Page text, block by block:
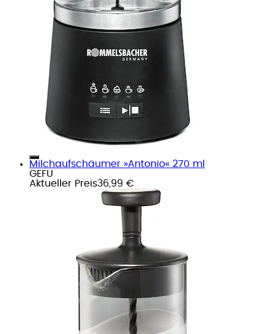
Milchaufschäumer »Antonio« 270 ml
GEFU
Aktueller Preis36,99 €